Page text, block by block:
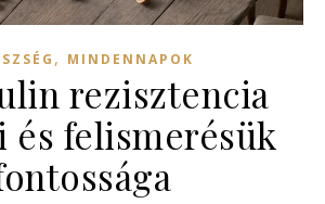
, MINDENNAPOK
rezisztencia
és felismerésük